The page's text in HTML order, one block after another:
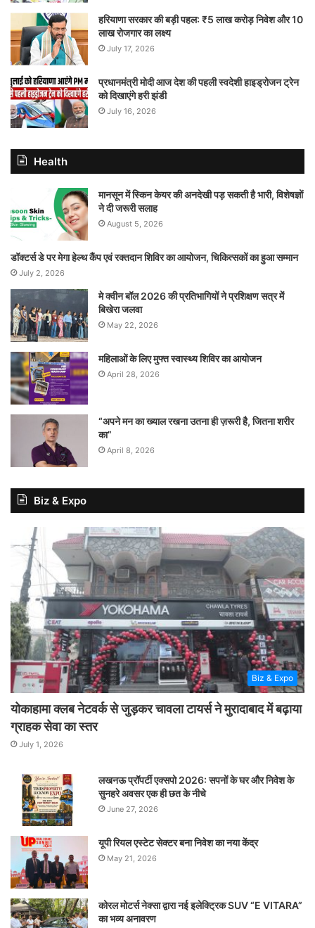
हरियाणा सरकार की बड़ी पहल: ₹5 लाख करोड़ निवेश और 10
लाख रोजगार का लक्ष्य
July 17, 2026
प्रधानमंत्री मोदी आज देश की पहली स्वदेशी हाइड्रोजन ट्रेन
को दिखाएंगे हरी झंडी
July 16, 2026
Health
मानसून में स्किन केयर की अनदेखी पड़ सकती है भारी, विशेषज्ञों
ने दी जरूरी सलाह
August 5, 2026
डॉक्टर्स डे पर मेगा हेल्थ कैंप एवं रक्तदान शिविर का आयोजन, चिकित्सकों का हुआ सम्मान
July 2, 2026
मे क्वीन बॉल 2026 की प्रतिभागियों ने प्रशिक्षण सत्र में
बिखेरा जलवा
May 22, 2026
महिलाओं के लिए मुफ्त स्वास्थ्य शिविर का आयोजन
April 28, 2026
“अपने मन का ख्याल रखना उतना ही ज़रूरी है, जितना शरीर
का”
April 8, 2026
Biz & Expo
Biz & Expo
योकाहामा क्लब नेटवर्क से जुड़कर चावला टायर्स ने मुरादाबाद में बढ़ाया
ग्राहक सेवा का स्तर
July 1, 2026
लखनऊ प्रॉपर्टी एक्सपो 2026: सपनों के घर और निवेश के
सुनहरे अवसर एक ही छत के नीचे
June 27, 2026
यूपी रियल एस्टेट सेक्टर बना निवेश का नया केंद्र
May 21, 2026
कोरल मोटर्स नेक्सा द्वारा नई इलेक्ट्रिक SUV “E VITARA”
का भव्य अनावरण